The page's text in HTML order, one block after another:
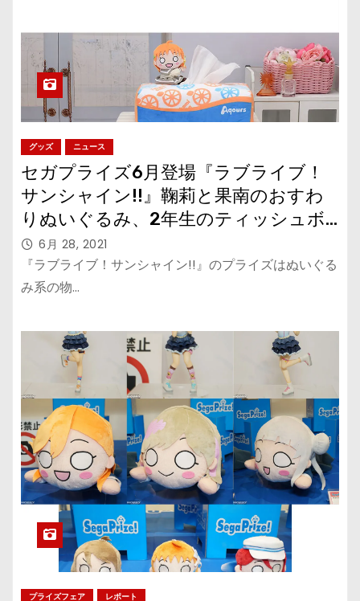
グッズ ニュース
セガプライズ6月登場『ラブライブ！
サンシャイン!!』鞠莉と果南のおすわ
りぬいぐるみ、2年生のティッシュボ
ックスカバー
6月 28, 2021
『ラブライブ！サンシャイン!!』のプライズはぬいぐる
み系の物…
プライズフェア レポート